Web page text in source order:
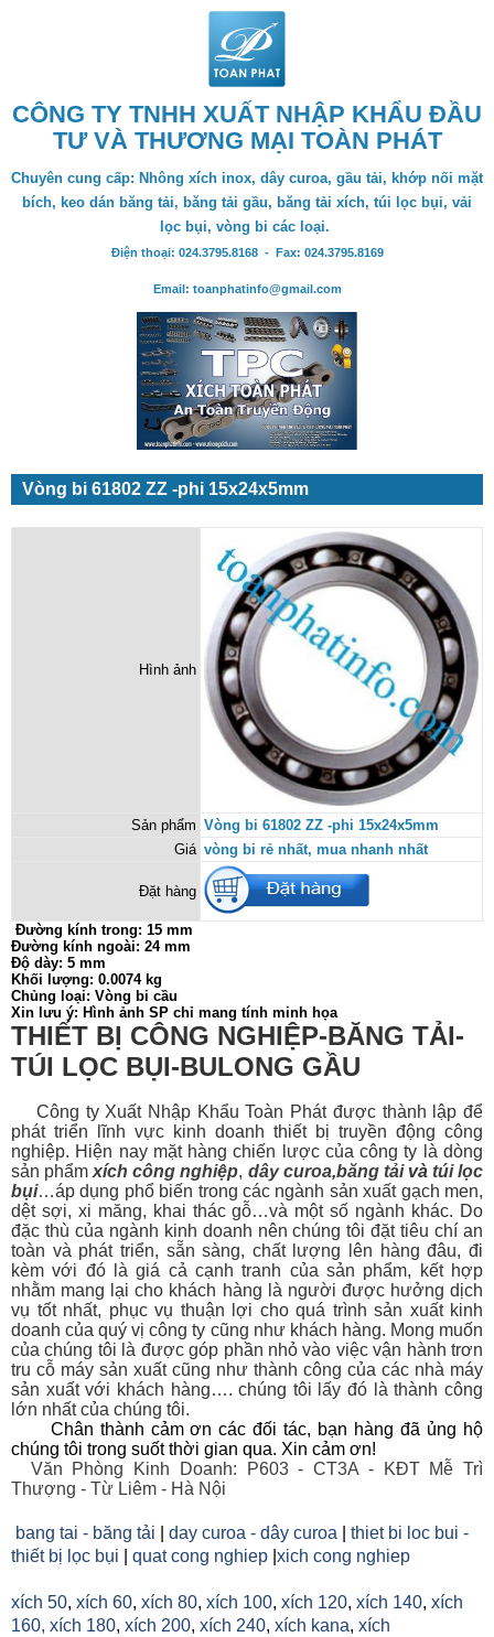
CÔNG TY TNHH XUẤT NHẬP KHẨU ĐẦU
TƯ VÀ THƯƠNG MẠI TOÀN PHÁT
Chuyên cung cấp: Nhông xích inox, dây curoa, gầu tải, khớp nối mặt
bích, keo dán băng tải, băng tải gầu, băng tải xích, túi lọc bụi, vải
lọc bụi, vòng bi các loại.
Điện thoại: 024.3795.8168 - Fax: 024.3795.8169
Email: toanphatinfo@gmail.com
Vòng bi 61802 ZZ -phi 15x24x5mm
Hình ảnh
Sản phẩm Vòng bi 61802 ZZ -phi 15x24x5mm
Giá vòng bi rẻ nhất, mua nhanh nhất
Đặt hàng
Đường kính trong: 15 mm
Đường kính ngoài: 24 mm
Độ dày: 5 mm
Khối lượng: 0.0074 kg
Chủng loại: Vòng bi cầu
Xin lưu ý: Hình ảnh SP chỉ mang tính minh họa
THIẾT BỊ CÔNG NGHIỆP-BĂNG TẢI-
TÚI LỌC BỤI-BULONG GẦU
Công ty Xuất Nhập Khẩu Toàn Phát được thành lập để
phát triển lĩnh vực kinh doanh thiết bị truyền động công
nghiệp. Hiện nay mặt hàng chiến lược của công ty là dòng
sản phẩm xích công nghiệp, dây curoa,băng tảivàtúi lọc
bụi…áp dụng phổ biến trong các ngành sản xuất gạch men,
dệt sợi, xi măng, khai thác gỗ…và một số ngành khác. Do
đặc thù của ngành kinh doanh nên chúng tôi đặt tiêu chí an
toàn và phát triển, sẵn sàng, chất lượng lên hàng đâu, đi
kèm với đó là giá cả cạnh tranh của sản phẩm, kết hợp
nhằm mang lại cho khách hàng là người được hưởng dịch
vụ tốt nhất, phục vụ thuận lợi cho quá trình sản xuất kinh
doanh của quý vị công ty cũng như khách hàng. Mong muốn
của chúng tôi là được góp phần nhỏ vào việc vận hành trơn
tru cỗ máy sản xuất cũng như thành công của các nhà máy
sản xuất với khách hàng…. chúng tôi lấy đó là thành công
lớn nhất của chúng tôi.
Chân thành cảm ơn các đối tác, bạn hàng đã ủng hộ
chúng tôi trong suốt thời gian qua. Xin cảm ơn!
Văn Phòng Kinh Doanh: P603 - CT3A - KĐT Mễ Trì
Thượng - Từ Liêm - Hà Nội
bang tai - băng tải day curoa - dây curoa
thiet bi loc bui -
thiết bị lọc bụi
quat cong nghiep xich cong nghiep
xích 50, xích 60, xích 80, xích 100, xích 120, xích 140, xích
160, xích 180, xích 200, xích 240, xích kana, xích